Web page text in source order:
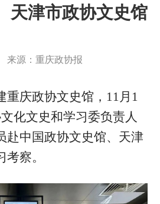
天津市政协文史馆
来源：重庆政协报
重庆政协文史馆，11月1
化文史和学习委负责人
赴中国政协文史馆、天津
察。